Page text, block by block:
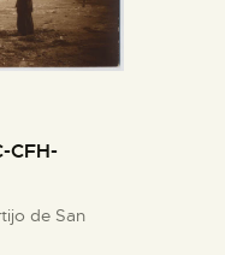
CFH-
de San